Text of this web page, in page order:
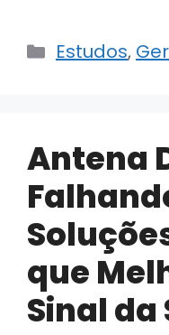
Categorias
Estudos,
Antena
que
Sinal da